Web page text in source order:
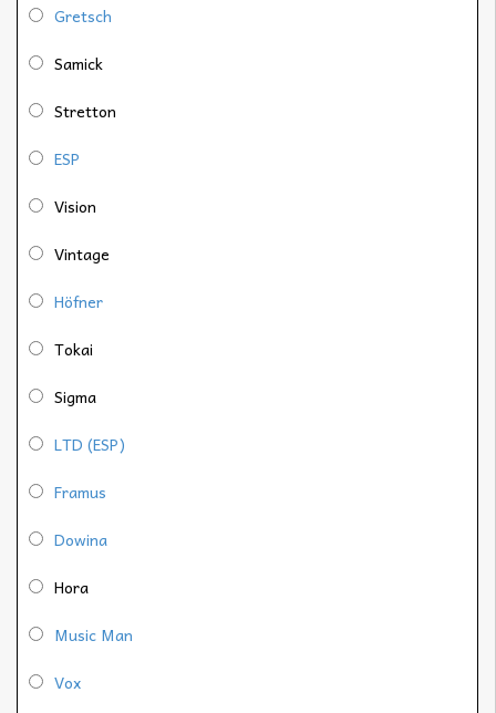
Gretsch
Samick
Stretton
ESP
Vision
Vintage
Höfner
Tokai
Sigma
LTD (ESP)
Framus
Dowina
Hora
Music Man
Vox